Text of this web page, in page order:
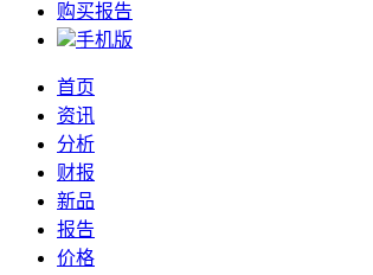
购买报告
手机版
首页
资讯
分析
财报
新品
报告
价格